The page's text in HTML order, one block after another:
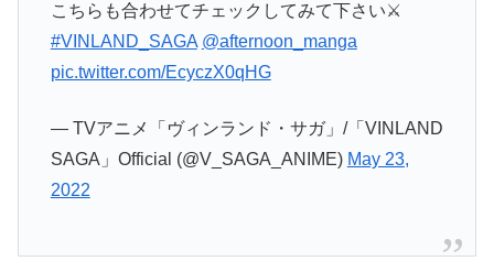
こちらも合わせてチェックしてみて下さい⚔
#VINLAND_SAGA @afternoon_manga
pic.twitter.com/EcyczX0qHG
— TVアニメ「ヴィンランド・サガ」/「VINLAND
SAGA」Official (@V_SAGA_ANIME) May 23,
2022